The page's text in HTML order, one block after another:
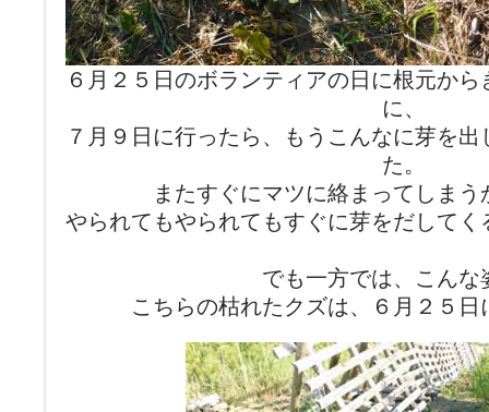
６月２５日のボランティアの日に根元か
に、
７月９日に行ったら、もうこんなに芽を
た。
またすぐにマツに絡まってしま
やられてもやられてもすぐに芽をだして
でも一方では、こんな
こちらの枯れたクズは、６月２５